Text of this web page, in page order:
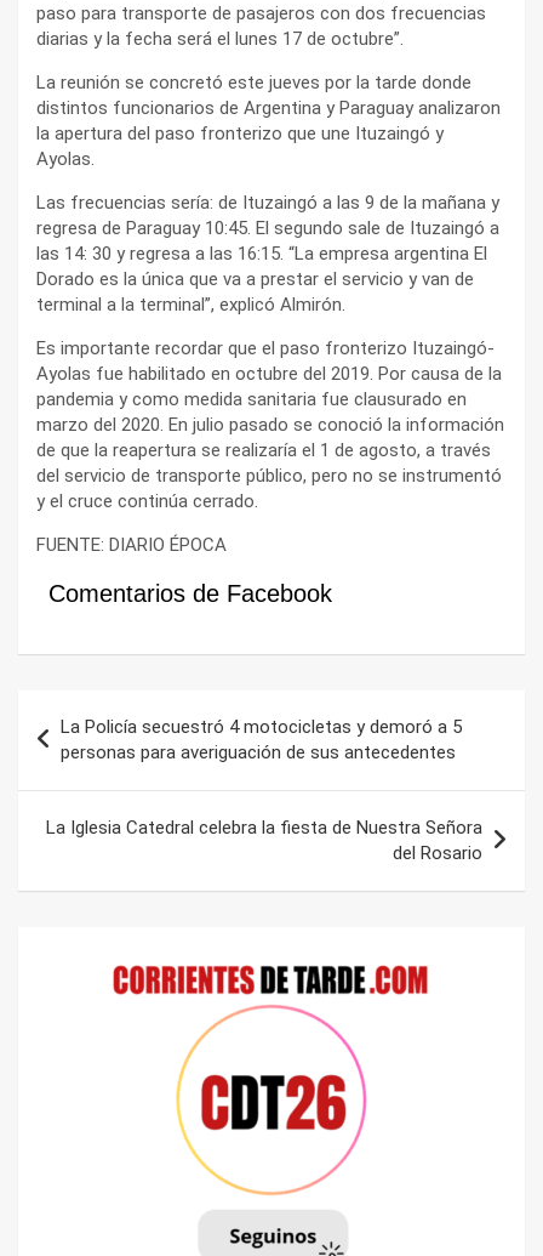
paso para transporte de pasajeros con dos frecuencias
diarias y la fecha será el lunes 17 de octubre”.
La reunión se concretó este jueves por la tarde donde
distintos funcionarios de Argentina y Paraguay analizaron
la apertura del paso fronterizo que une Ituzaingó y
Ayolas.
Las frecuencias sería: de Ituzaingó a las 9 de la mañana y
regresa de Paraguay 10:45. El segundo sale de Ituzaingó a
las 14: 30 y regresa a las 16:15. “La empresa argentina El
Dorado es la única que va a prestar el servicio y van de
terminal a la terminal”, explicó Almirón.
Es importante recordar que el paso fronterizo Ituzaingó-
Ayolas fue habilitado en octubre del 2019. Por causa de la
pandemia y como medida sanitaria fue clausurado en
marzo del 2020. En julio pasado se conoció la información
de que la reapertura se realizaría el 1 de agosto, a través
del servicio de transporte público, pero no se instrumentó
y el cruce continúa cerrado.
FUENTE: DIARIO ÉPOCA
Comentarios de Facebook
de
entradas
La Policía secuestró 4 motocicletas y demoró a 5
personas para averiguación de sus antecedentes
La Iglesia Catedral celebra la fiesta de Nuestra Señora
del Rosario